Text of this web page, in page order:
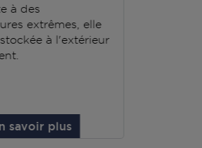
à des
extrêmes, elle
à l'extérieur
savoir plus